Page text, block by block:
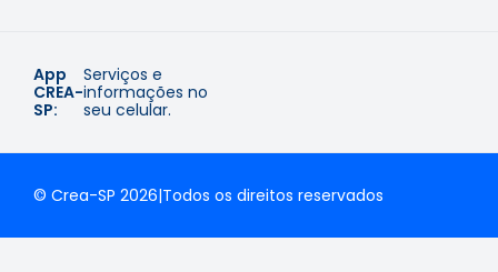
App
CREA-
SP:
Serviços e
informações no
seu celular.
© Crea-SP 2026|Todos os direitos reservados